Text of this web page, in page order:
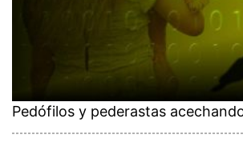
Pedófilos y pederastas